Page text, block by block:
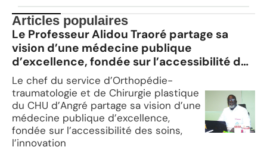
Articles populaires
Le Professeur Alidou Traoré partage sa
vision d’une médecine publique
d’excellence, fondée sur l’accessibilité des
soins, l’innovation et la formation de la
relève
Le chef du service d’Orthopédie-
traumatologie et de Chirurgie plastique
du CHU d’Angré partage sa vision d’une
médecine publique d’excellence,
fondée sur l’accessibilité des soins,
l’innovation